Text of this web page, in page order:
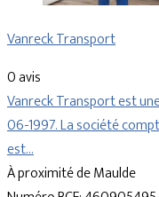
Vanreck Transport
0 avis
Vanreck Transport est
06-1997. La société
est…
À proximité de Maulde